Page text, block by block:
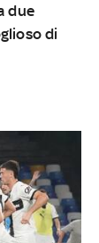
due
di